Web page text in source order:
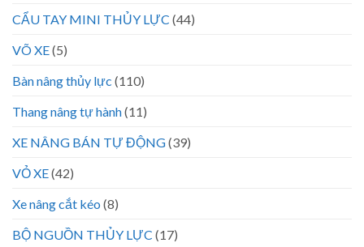
CẨU TAY MINI THỦY LỰC (44)
VÕ XE(5)
Bàn nâng thủy lực (110)
Thang nâng tự hành(11)
XE NÂNG BÁN TỰ ĐỘNG(39)
VỎ XE(42)
Xe nâng cắt kéo (8)
BỘ NGUỒN THỦY LỰC (17)